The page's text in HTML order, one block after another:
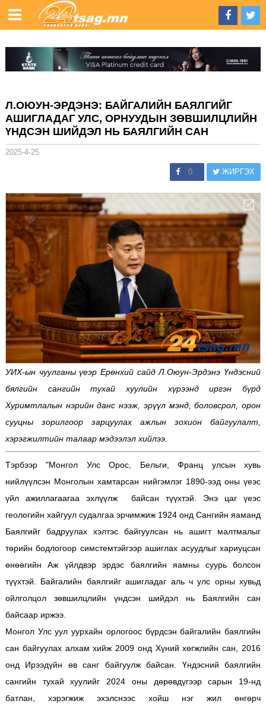
Л.ОЮУН-ЭРДЭНЭ: БАЙГАЛИЙН БАЯЛГИЙГ
АШИГЛАДАГ УЛС, ОРНУУДЫН ЗӨВШИЛЦЛИЙН
ҮНДСЭН ШИЙДЭЛ НЬ БАЯЛГИЙН САН
2025-4-25
0 ЖИРГЭХ
УИХ-ын чуулганы үеэр Ерөнхий сайд Л.Оюун-Эрдэнэ Үндэсний
бялгийн сангийн тухай хуулийн хүрээнд иргэн бүрд
Хуримтлалын нэрийн данс нээж, эрүүл мэнд, боловсрол, орон
сууцны зорилгоор зарцуулах ажлын зохион байгуулалт,
хэрэгжилтийн талаар мэдээлэл хийлээ.
Тэрбээр "Монгол Улс Орос, Бельги, Франц улсын хувь
нийлүүлсэн Монголын хамтарсан нийгэмлэг 1890-ээд оны үеэс
үйл ажиллагаагаа эхлүүлж байсан түүхтэй. Энэ цаг үеэс
геологийн хайгуул судалгаа эрчимжиж 1924 онд Сангийн яаманд
Баялгийг бадруулах хэлтэс байгуулсан нь ашигт малтмалыг
төрийн бодлогоор симстемтэйгээр ашиглах асуудлыг хариуцсан
өнөөгийн Аж үйлдвэр эрдэс баялгийн яамны суурь болсон
түүхтэй. Байгалийн баялгийг ашигладаг аль ч улс орны хувьд
ойлголцол зөвшилцлийн үндсэн шийдэл нь Баялгийн сан
байсаар иржээ.
Монгол Улс уул уурхайн орлогоос бүрдсэн байгалийн баялгийн
сан байгуулах алхам хийж 2009 онд Хүний хөгжлийн сан, 2016
онд Ирээдүйн өв санг байгуулж байсан. Үндэсний баялгийн
сангийн тухай хуулийг 2024 оны дөрөвдүгээр сарын 19-нд
батлан, хэрэгжиж эхэлснээс хойш нэг жил өнгөрч